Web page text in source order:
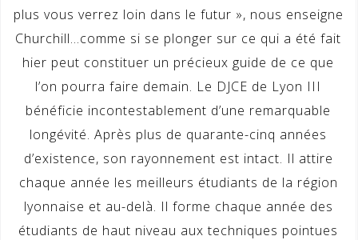
plus vous verrez loin dans le futur », nous enseigne
Churchill…comme si se plonger sur ce qui a été fait
hier peut constituer un précieux guide de ce que
l’on pourra faire demain. Le DJCE de Lyon III
bénéficie incontestablement d’une remarquable
longévité. Après plus de quarante-cinq années
d’existence, son rayonnement est intact. Il attire
chaque année les meilleurs étudiants de la région
lyonnaise et au-delà. Il forme chaque année des
étudiants de haut niveau aux techniques pointues